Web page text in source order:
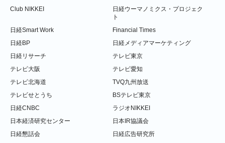
Club NIKKEI
日経ウーマノミクス・プロジェク
ト
日経Smart Work
Financial Times
日経BP
日経メディアマーケティング
日経リサーチ
テレビ東京
テレビ大阪
テレビ愛知
テレビ北海道
TVQ九州放送
テレビせとうち
BSテレビ東京
日経CNBC
ラジオNIKKEI
日本経済研究センター
日本IR協議会
日経懇話会
日経広告研究所